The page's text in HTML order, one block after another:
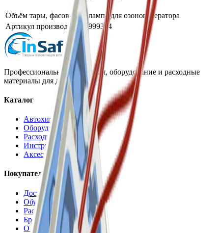
Объём тары, фасовка
лампа для озоногенератора
Артикул производителя
999334
Профессиональная автохимия, оборудование и расходные
материалы для детейлинга.
Каталог
Автохимия
Оборудование
Расходные материалы
Инструменты
Аксессуары
Покупателям
Доставка и оплата
Обучение
Распродажа
Бренды
О компании